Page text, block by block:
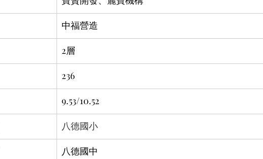
中福營造
2層
236
9.53/10.52
八德國小
八德國中